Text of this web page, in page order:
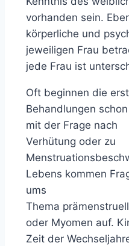
vorhanden sein.
körperliche und
jeweiligen Frau
jede Frau ist
Oft beginnen die
Behandlungen
mit der Frage nach
Verhütung oder zu
Lebens kommen
ums
Thema
oder Myomen auf.
Zeit der